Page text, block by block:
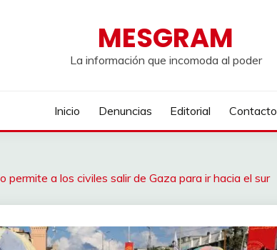
MESGRAM
La información que incomoda al poder
Inicio Denuncias Editorial Contacto
permite a los civiles salir de Gaza para ir hacia el sur